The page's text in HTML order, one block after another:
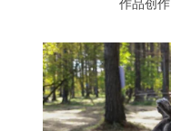
作品创作